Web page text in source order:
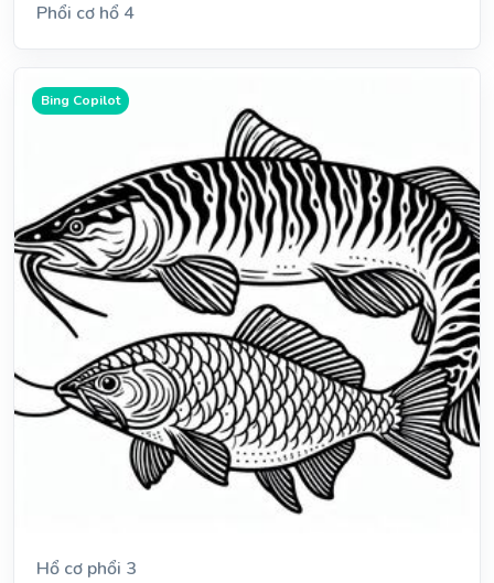
Phổi cơ hổ 4
Bing Copilot
Hổ cơ phổi 3